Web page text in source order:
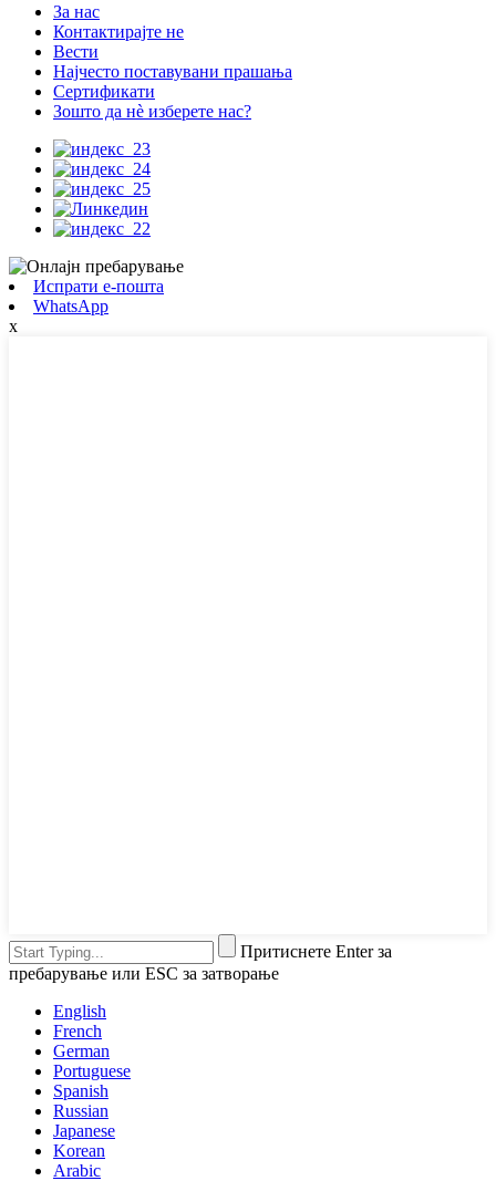
За нас
Контактирајте не
Вести
Најчесто поставувани прашања
Сертификати
Зошто да нѐ изберете нас?
Испрати е-пошта
WhatsApp
x
Притиснете Enter за
пребарување или ESC за затворање
English
French
German
Portuguese
Spanish
Russian
Japanese
Korean
Arabic